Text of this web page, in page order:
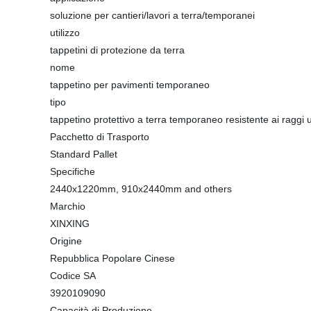
soluzione per cantieri/lavori a terra/temporanei
utilizzo
tappetini di protezione da terra
nome
tappetino per pavimenti temporaneo
tipo
tappetino protettivo a terra temporaneo resistente ai raggi
Pacchetto di Trasporto
Standard Pallet
Specifiche
2440x1220mm, 910x2440mm and others
Marchio
XINXING
Origine
Repubblica Popolare Cinese
Codice SA
3920109090